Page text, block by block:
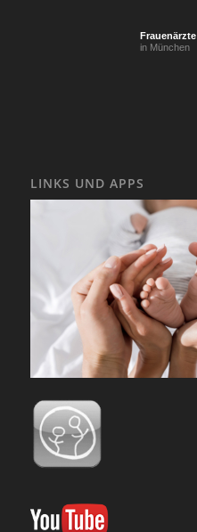
Frauenärzte
in München
LINKS UND APPS